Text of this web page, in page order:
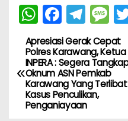
W
h
a
ts
A
p
F
a
c
e
b
o
T
el
e
gr
a
m
M
e
s
s
a
N
a
v
Apresiasi Gerak Cepat
Polres Karawang, Ketua
INPERA : Segera
Oknum ASN Pemkab
Karawang Yang Terlibat
Kasus Penculikan,
Penganiayaan